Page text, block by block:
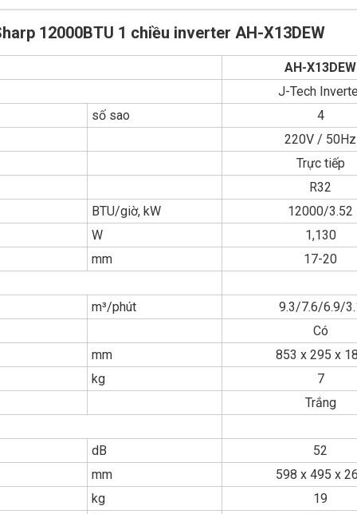
12000BTU 1 chiều inverter AH-X13DEW
AH-X13DEW
J-Tech
số sao
4
220V / 50Hz
Trực tiếp
R32
BTU/giờ, kW
12000/3.52
W
1,130
mm
17-20
m³/phút
9.3/7.6/6.9/
Có
mm
853 x 295 x
kg
7
Trắng
dB
52
mm
598 x 495 x
kg 19